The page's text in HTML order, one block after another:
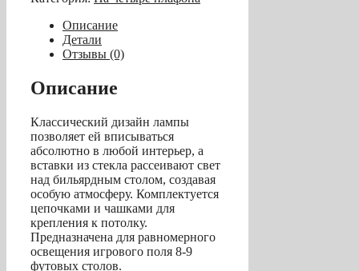
на
четыре
плафона
«Jazz»
(золотистая
штанга,
золотистый
D38см)
Описание
Детали
Отзывы (0)
Описание
Классический дизайн лампы
позволяет ей вписываться
абсолютно в любой интерьер, а
вставки из стекла рассеивают свет
над бильярдным столом, создавая
особую атмосферу. Комплектуется
цепочками и чашками для
крепления к потолку.
Предназначена для равномерного
освещения игрового поля 8-9
футовых столов.